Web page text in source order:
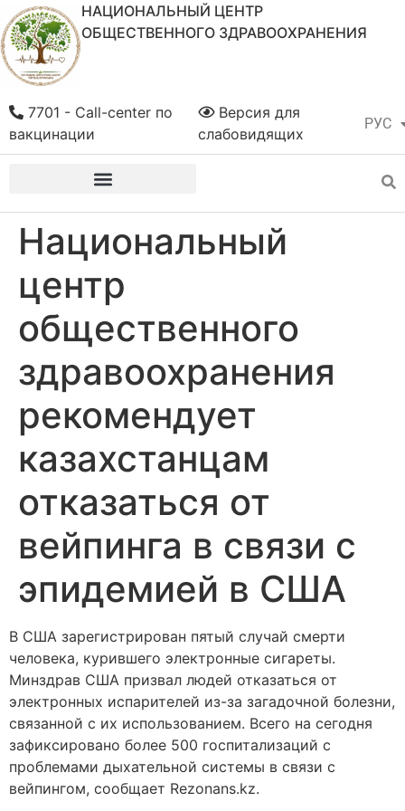
НАЦИОНАЛЬНЫЙ ЦЕНТР
ОБЩЕСТВЕННОГО ЗДРАВООХРАНЕНИЯ
РУС
ҚАЗ
Версия для
слабовидящих
7701 - Call-center по
вакцинации
Национальный
центр
общественного
здравоохранения
рекомендует
казахстанцам
отказаться от
вейпинга в связи с
эпидемией в США
В США зарегистрирован пятый случай смерти
человека, курившего электронные сигареты.
Минздрав США призвал людей отказаться от
электронных испарителей из-за загадочной болезни,
связанной с их использованием. Всего на сегодня
зафиксировано более 500 госпитализаций с
проблемами дыхательной системы в связи с
вейпингом, сообщает Rezonans.kz.